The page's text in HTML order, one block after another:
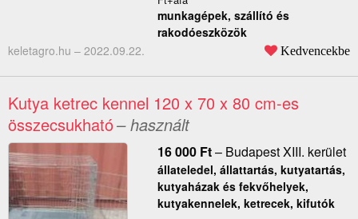
munkagépek, szállító és
rakodóeszközök
keletagro.hu – 2022.09.22. Kedvencekbe
Kutya ketrec kennel 120 x 70 x 80 cm-es
összecsukható– használt
16 000 Ft– Budapest XIII. kerület
állateledel, állattartás, kutyatartás,
kutyaházak és fekvőhelyek,
kutyakennelek, ketrecek, kifutók